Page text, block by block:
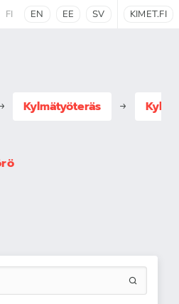
FI EN EE SV KIMET.FI
Kylmätyöteräs